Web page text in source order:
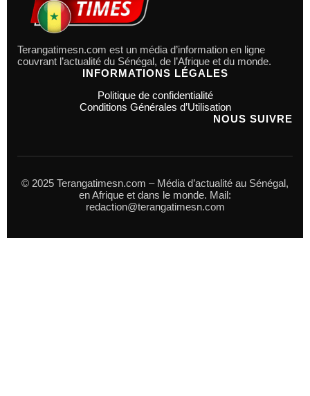
Terangatimesn.com est un média d’information en ligne
couvrant l’actualité du Sénégal, de l’Afrique et du monde.
INFORMATIONS LÉGALES
Politique de confidentialité
Conditions Générales d’Utilisation
NOUS SUIVRE
© 2025 Terangatimesn.com – Média d’actualité au Sénégal,
en Afrique et dans le monde. Mail:
redaction@terangatimesn.com